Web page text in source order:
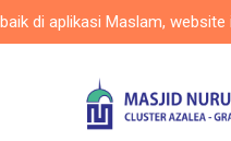
Maslam, website ini